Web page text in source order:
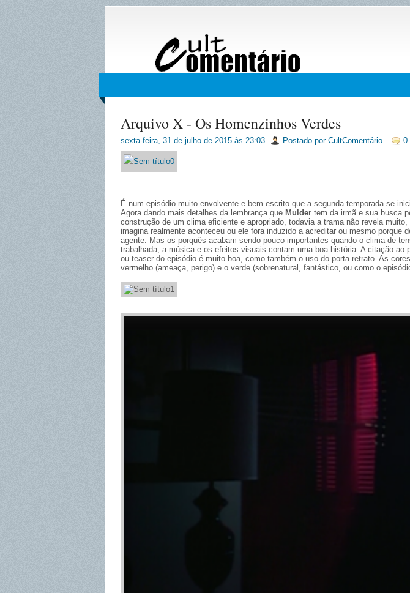
Arquivo X - Os Homenzinhos Verdes
sexta-feira, 31 de julho de 2015 às 23:03 Postado por CultComentário 0
É num episódio muito envolvente e bem escrito que a segunda temporada se
Agora dando mais detalhes da lembrança que Mulder tem da irmã e sua busca
construção de um clima eficiente e apropriado, todavia a trama não revela muito,
imagina realmente aconteceu ou ele fora induzido a acreditar ou mesmo porque
agente. Mas os porquês acabam sendo pouco importantes quando o clima de
trabalhada, a música e os efeitos visuais contam uma boa história. A citação ao
ou teaser do episódio é muito boa, como também o uso do porta retrato. As
vermelho (ameaça, perigo) e o verde (sobrenatural, fantástico, ou como o